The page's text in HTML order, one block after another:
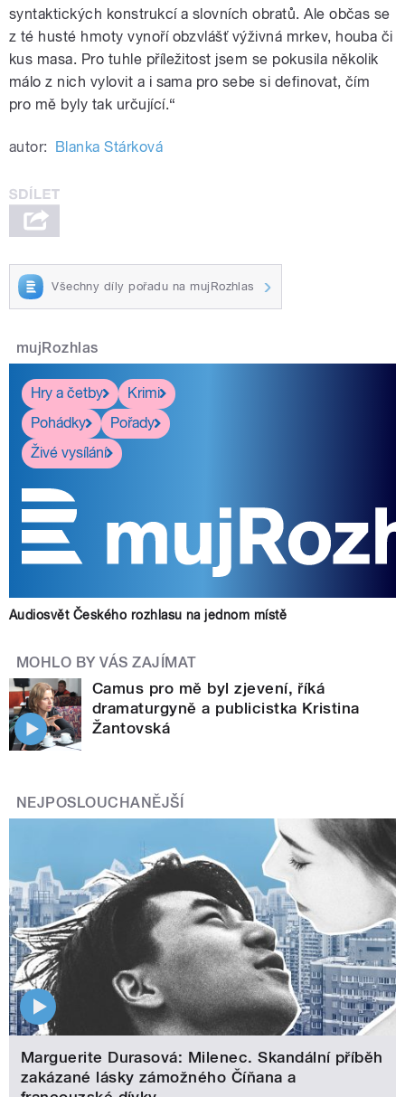
syntaktických konstrukcí a slovních obratů. Ale občas se
z té husté hmoty vynoří obzvlášť výživná mrkev, houba či
kus masa. Pro tuhle příležitost jsem se pokusila několik
málo z nich vylovit a i sama pro sebe si definovat, čím
pro mě byly tak určující.“
autor: Blanka Stárková
Všechny díly pořadu na mujRozhlas
mujRozhlas
Hry a četby
Krimi
Pohádky
Pořady
Živé vysílání
Audiosvět Českého rozhlasu na jednom místě
MOHLO BY VÁS ZAJÍMAT
Camus pro mě byl zjevení, říká
dramaturgyně a publicistka Kristina
Žantovská
NEJPOSLOUCHANĚJŠÍ
Marguerite Durasová: Milenec. Skandální příběh
zakázané lásky zámožného Číňana a